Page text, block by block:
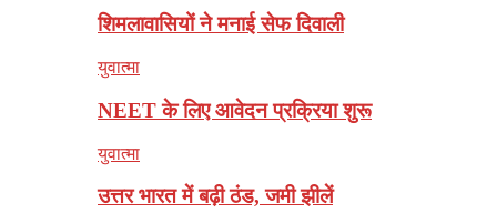
शिमलावासियों ने मनाई सेफ दिवाली
युवात्मा
NEET के लिए आवेदन प्रक्रिया शुरू
युवात्मा
उत्तर भारत में बढ़ी ठंड, जमी झीलें